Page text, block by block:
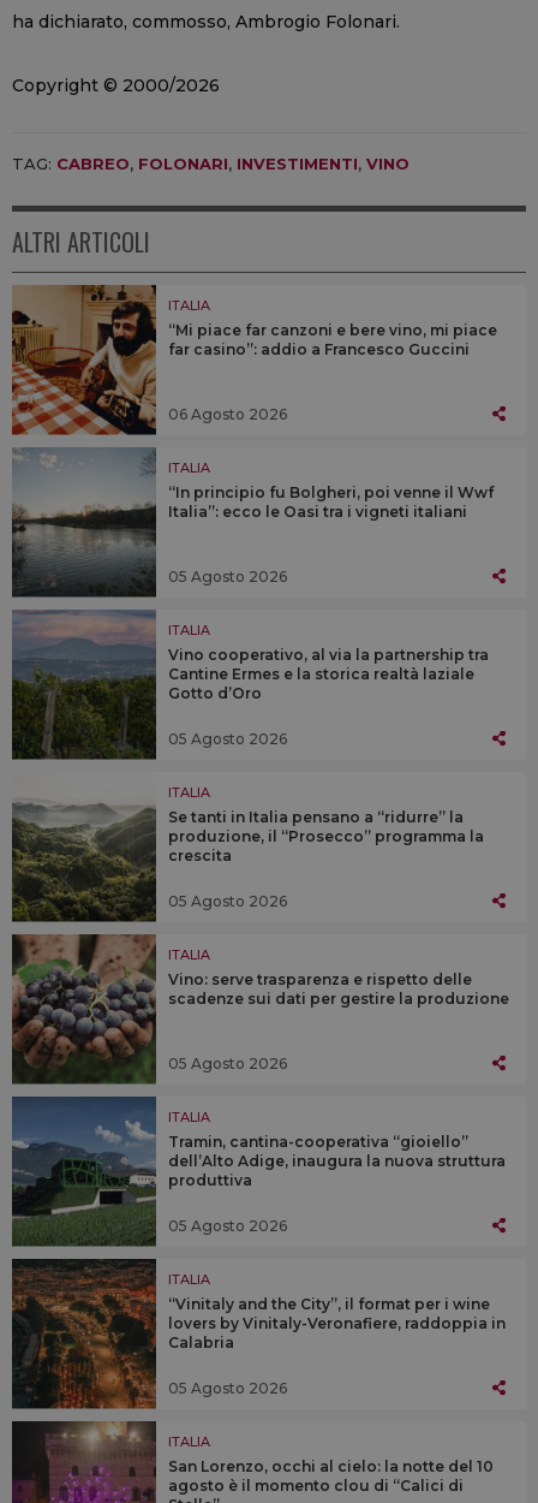
ha dichiarato, commosso, Ambrogio Folonari.
Copyright © 2000/2026
TAG: CABREO, FOLONARI, INVESTIMENTI, VINO
ALTRI ARTICOLI
ITALIA
“Mi piace far canzoni e bere vino, mi piace
far casino”: addio a Francesco Guccini
06 Agosto 2026
ITALIA
“In principio fu Bolgheri, poi venne il Wwf
Italia”: ecco le Oasi tra i vigneti italiani
05 Agosto 2026
ITALIA
Vino cooperativo, al via la partnership tra
Cantine Ermes e la storica realtà laziale
Gotto d’Oro
05 Agosto 2026
ITALIA
Se tanti in Italia pensano a “ridurre” la
produzione, il “Prosecco” programma la
crescita
05 Agosto 2026
ITALIA
Vino: serve trasparenza e rispetto delle
scadenze sui dati per gestire la produzione
05 Agosto 2026
ITALIA
Tramin, cantina-cooperativa “gioiello”
dell’Alto Adige, inaugura la nuova struttura
produttiva
05 Agosto 2026
ITALIA
“Vinitaly and the City”, il format per i wine
lovers by Vinitaly-Veronafiere, raddoppia in
Calabria
05 Agosto 2026
ITALIA
San Lorenzo, occhi al cielo: la notte del 10
agosto è il momento clou di “Calici di